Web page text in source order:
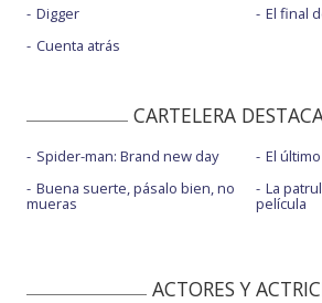
Digger
Cuenta atrás
El final
CARTELERA
Spider-man: Brand new day
Buena suerte, pásalo bien, no
mueras
El
La
película
ACTORES Y